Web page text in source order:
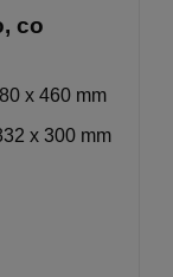
co
x 460 mm
x 300 mm